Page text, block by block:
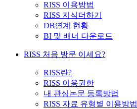
RISS 이용방법
RISS 지식더하기
DB연계 현황
BI 및 배너 다운로드
RISS 처음 방문 이세요?
RISS란?
RISS 이용권한
내 관심논문 등록방법
RISS 자료 유형별 이용방법